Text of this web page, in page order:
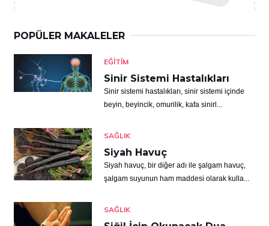
POPÜLER MAKALELER
EĞITIM
Sinir Sistemi Hastalıkları
Sinir sistemi hastalıkları, sinir sistemi içinde
beyin, beyincik, omurilik, kafa sinirl...
SAĞLIK
Siyah Havuç
Siyah havuç, bir diğer adı ile şalgam havuç,
şalgam suyunun ham maddesi olarak kulla...
SAĞLIK